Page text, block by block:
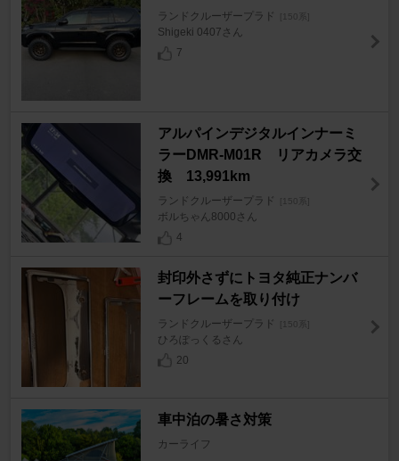
ランドクルーザープラド
Shigeki 0407さん
7
アルパインデジタルインナーミ
ラーDMR-M01R リアカメラ交
換 13,991km
ランドクルーザープラド
ボルちゃん8000さん
4
封印外さずにトヨタ純正ナンバ
ーフレームを取り付け
ランドクルーザープラド [150系]
ひろぽっくるさん
20
車中泊の暑さ対策
カーライフ